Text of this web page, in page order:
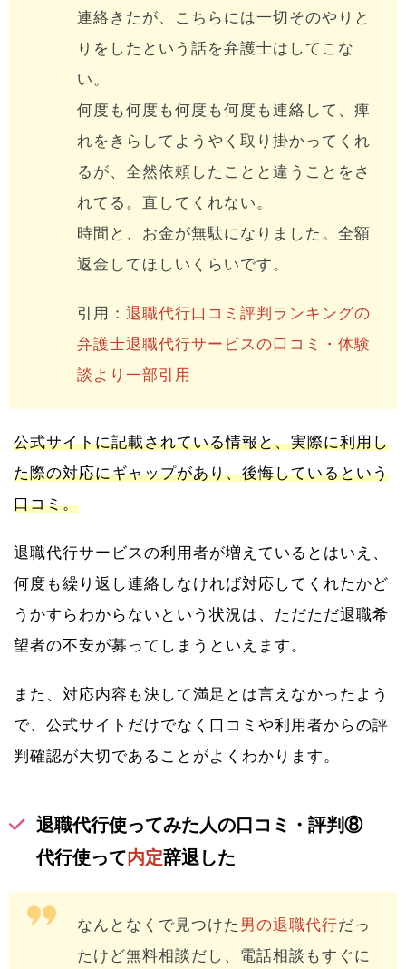
連絡きたが、こちらには一切そのやりと
りをしたという話を弁護士はしてこな
い。
何度も何度も何度も何度も連絡して、痺
れをきらしてようやく取り掛かってくれ
るが、全然依頼したことと違うことをさ
れてる。直してくれない。
時間と、お金が無駄になりました。全額
返金してほしいくらいです。
引用： 退職代行口コミ評判ランキングの
弁護士退職代行サービスの口コミ・体験
談より一部引用
公式サイトに記載されている情報と、実際に利用し
た際の対応にギャップがあり、後悔しているという
口コミ。
退職代行サービスの利用者が増えているとはいえ、
何度も繰り返し連絡しなければ対応してくれたかど
うかすらわからないという状況は、ただただ退職希
望者の不安が募ってしまうといえます。
また、対応内容も決して満足とは言えなかったよう
で、公式サイトだけでなく口コミや利用者からの評
判確認が大切であることがよくわかります。
退職代行使ってみた人の口コミ・評判⑧
代行使って内定辞退した
なんとなくで見つけた 男の退職代行だっ
たけど無料相談だし、電話相談もすぐに